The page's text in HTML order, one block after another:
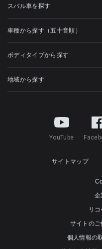
スバル車を探す
車種から探す（五十音順）
ボディタイプから探す
地域から探す
YouTube
サイトマップ
企
リ
サイトの
個人情報の